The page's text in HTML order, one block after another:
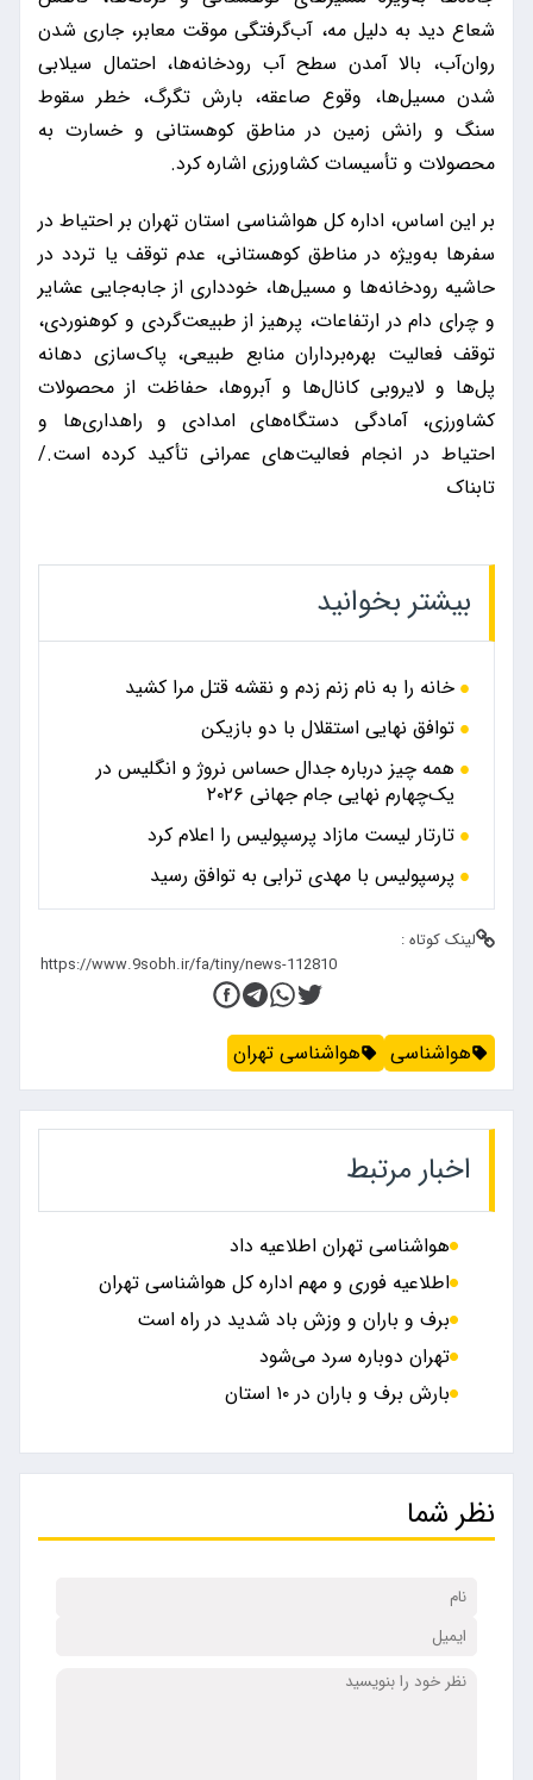
شعاع دید به دلیل مه، آب‌گرفتگی موقت معابر، جاری شدن
روان‌آب، بالا آمدن سطح آب رودخانه‌ها، احتمال سیلابی
شدن مسیل‌ها، وقوع صاعقه، بارش تگرگ، خطر سقوط
سنگ و رانش زمین در مناطق کوهستانی و خسارت به
محصولات و تأسیسات کشاورزی اشاره کرد.
بر این اساس، اداره کل هواشناسی استان تهران بر احتیاط در
سفرها به‌ویژه در مناطق کوهستانی، عدم توقف یا تردد در
حاشیه رودخانه‌ها و مسیل‌ها، خودداری از جابه‌جایی عشایر
و چرای دام در ارتفاعات، پرهیز از طبیعت‌گردی و کوهنوردی،
توقف فعالیت بهره‌برداران منابع طبیعی، پاک‌سازی دهانه
پل‌ها و لایروبی کانال‌ها و آبروها، حفاظت از محصولات
کشاورزی، آمادگی دستگاه‌های امدادی و راهداری‌ها و
احتیاط در انجام فعالیت‌های عمرانی تأکید کرده است./
تابناک
بیشتر بخوانید
خانه را به نام زنم زدم و نقشه قتل مرا کشید
توافق نهایی استقلال با دو بازیکن
همه چیز درباره جدال حساس نروژ و انگلیس در
یک‌چهارم نهایی جام جهانی ۲۰۲۶
تارتار لیست مازاد پرسپولیس را اعلام کرد
پرسپولیس با مهدی ترابی به توافق رسید
لینک کوتاه :
هواشناسی هواشناسی تهران
اخبار مرتبط
هواشناسی تهران اطلاعیه داد
اطلاعیه فوری و مهم اداره کل هواشناسی تهران
برف و باران و وزش باد شدید در راه است
تهران دوباره سرد می‌شود
بارش برف و باران در ۱۰ استان
نظر شما